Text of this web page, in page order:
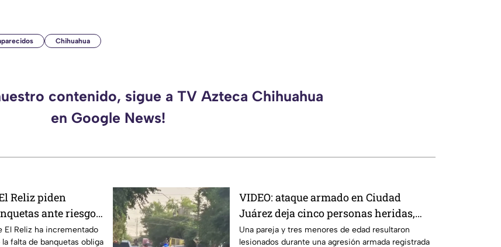
Chihuahua
contenido, sigue a TV Azteca Chihuahua
en Google News!
Reliz piden
ante riesgo
El Reliz ha incrementado
falta de banquetas obliga
VIDEO: ataque armado en Ciudad
Juárez deja cinco personas heridas,
entre ellos tres menores
Una pareja y tres menores de edad resultaron
lesionados durante una agresión armada registrada